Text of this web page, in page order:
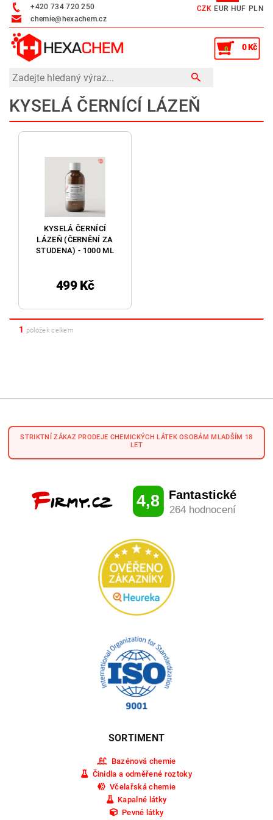
+420 734 720 250
chemie@hexachem.cz
CZK EUR HUF PLN
0 0 Kč
KYSELÁ ČERNÍCÍ LÁZEŇ
KYSELÁ ČERNÍCÍ
LÁZEŇ (ČERNĚNÍ ZA
STUDENA) - 1000 ML
499 Kč
1 položek celkem
STRIKTNÍ ZÁKAZ PRODEJE CHEMICKÝCH LÁTEK OSOBÁM MLADŠÍM 18
LET
SORTIMENT
Bazénová chemie
Činidla a odměřené roztoky
Včelařská chemie
Kapalné látky
Pevné látky